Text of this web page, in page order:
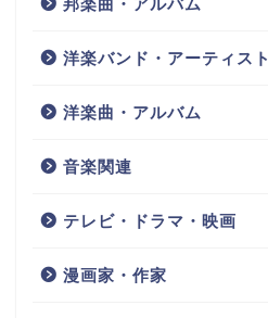
洋楽バンド・アーティスト
洋楽曲・アルバム
音楽関連
テレビ・ドラマ・映画
漫画家・作家